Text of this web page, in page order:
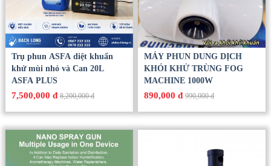
Trụ phun ASFA diệt khuẩn
khử mùi nhỏ và Can 20L
ASFA PLUS
7,500,000 đ 8,200,000 đ
MÁY PHUN DUNG DỊCH
KHÓI KHỬ TRÙNG FOG
MACHINE 1000W
890,000 đ 990,000 đ